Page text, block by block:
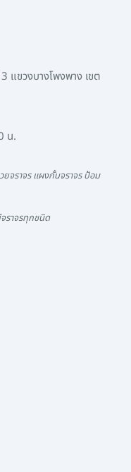
แขวงบางโพงพาง เขต
น.
จราจร แผงกั้นจราจร ป้อม
ราจรทุกชนิด